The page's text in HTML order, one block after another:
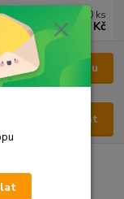
Menu
Hledat
0 ks
0 Kč